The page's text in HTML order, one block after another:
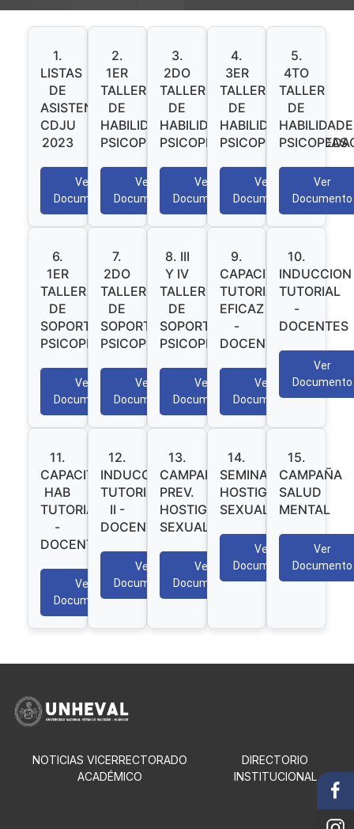
1.
LISTAS
DE
ASISTENCIA
CDJU
2023
Ver
Documento
2.
1ER
TALLER
DE
HABILIDADES
PSICOPEDAGOGICAS
Ver
Documento
3.
2DO
TALLER
DE
HABILIDADES
PSICOPEDAGOGICAS
Ver
Documento
4.
3ER
TALLER
DE
HABILIDADES
PSICOPEDAGÓGICAS
Ver
Documento
5.
4TO
TALLER
DE
Ver
Documento
6.
1ER
TALLER
DE
SOPORTE
PSICOPEDAGÓGICO
Ver
Documento
7.
2DO
TALLER
DE
SOPORTE
PSICOPEDAGÓGICO
Ver
Documento
8. III
Y IV
TALLER
DE
SOPORTE
PSICOPEDAGÓGICO
Ver
Documento
9.
CAPACITACION
TUTORIA
EFICAZ
-
DOCENTES
Ver
Documento
10.
INDUCCION
TUTORIAL
-
DOCENTES
Ver
Documento
11.
CAPACITACIÓN
HAB
TUTORIALES
-
DOCENTES
Ver
Documento
12.
INDUCCIÓN
TUTORIAL
II -
DOCENTES
Ver
Documento
13.
CAMPAÑA
PREV.
HOSTIG.
SEXUAL
Ver
Documento
14.
SEMINARIO
HOSTIGAMIENTO
SEXUAL
Ver
Documento
15.
CAMPAÑA
SALUD
MENTAL
Ver
Documento
NOTICIAS VICERRECTORADO
ACADÉMICO
DIRECTORIO
INSTITUCIONAL